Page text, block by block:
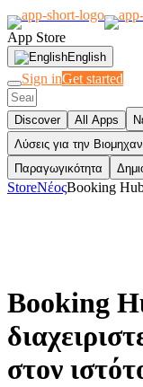
App Store
English
Sign inGet started
Discover All Apps
Λύσεις για την
Παραγωγικότητα
StoreΝέοςBooking
Booking
στον